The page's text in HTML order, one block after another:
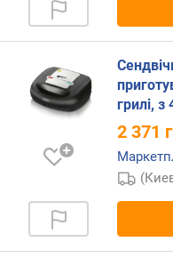
грилі,
2 371